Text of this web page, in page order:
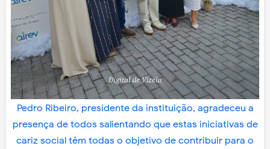
Pedro Ribeiro, presidente da instituição, agradeceu a
presença de todos salientando que estas iniciativas de
cariz social têm todas o objetivo de contribuir para o